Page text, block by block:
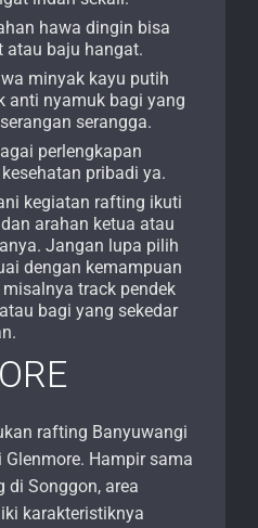
hawa dingin bisa
atau baju hangat.
minyak kayu putih
anti nyamuk bagi yang
serangga.
perlengkapan
pribadi ya.
kegiatan rafting ikuti
arahan ketua atau
Jangan lupa pilih
dengan kemampuan
track pendek
bagi yang sekedar
rafting Banyuwangi
Hampir sama
Songgon, area
karakteristiknya